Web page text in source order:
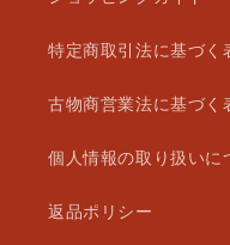
特定商取引法に基づく
古物商営業法に基づく
個人情報の取り扱いに
返品ポリシー